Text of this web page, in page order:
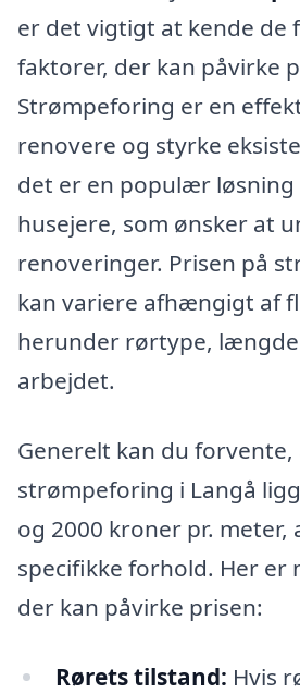
er det vigtigt at kende de
faktorer, der kan påvirke
Strømpeforing er en
renovere og styrke
det er en populær
husejere, som ønsker at
renoveringer. Prisen på
kan variere afhængigt af
herunder rørtype,
arbejdet.
Generelt kan du
strømpeforing i Langå
og 2000 kroner pr.
specifikke forhold. Her er
der kan påvirke prisen:
Rørets tilstand: Hvis